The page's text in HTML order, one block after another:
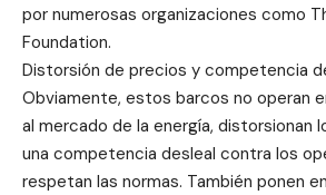
por numerosas organizaciones como
Foundation.
Distorsión de precios y competencia
Obviamente, estos barcos no operan
al mercado de la energía, distorsionan
una competencia desleal contra los
respetan las normas. También ponen